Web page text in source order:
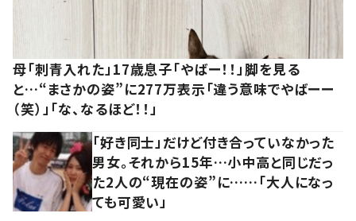
母「刺青入れた」17歳息子「やばー！！」脚を見る
と…“まさかの姿”に277万表示「違う意味でやばーー
（笑）」「な、なるほど！！」
「好き同士」だけど付き合っていなかった
男女。それから15年…小中高と同じだっ
た2人の“現在の姿”に……「大人になっ
ても可愛い」